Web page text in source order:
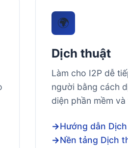
🌍
Dịch thuật
Làm cho I2P dễ
người bằng cách
diện phần mềm và
Hướng dẫn
Nền tảng Dịch